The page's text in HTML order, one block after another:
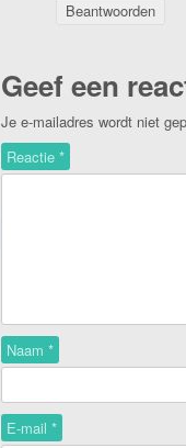
Beantwoorden
Geef een
Je e-mailadres wordt niet
Reactie *
Naam *
E-mail *